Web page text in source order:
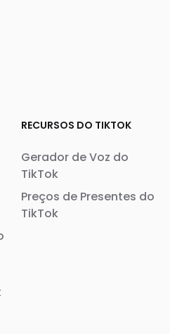
RECURSOS DO TIKTOK
Gerador de Voz do
TikTok
Preços de Presentes do
TikTok